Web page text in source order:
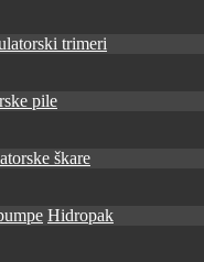
trimeri
pile
škare
Hidropak